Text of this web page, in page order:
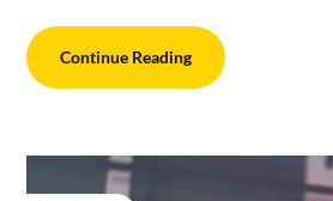
Continue Reading